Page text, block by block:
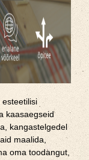
esteetilisi
kaasaegseid
kangastelgedel
maalida,
oma toodangut,